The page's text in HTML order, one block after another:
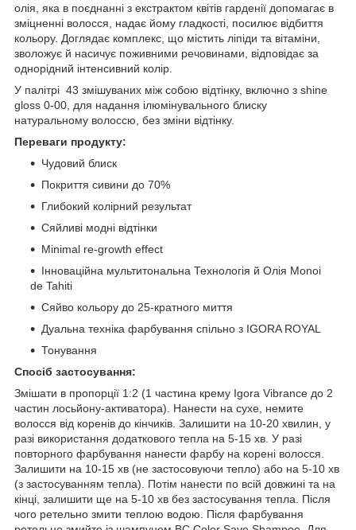
олія, яка в поєднанні з екстрактом квітів гарденії допомагає в
зміцненні волосся, надає йому гладкості, посилює відбиття
кольору. Доглядає комплекс, що містить ліпіди та вітаміни,
зволожує й насичує поживними речовинами, відповідає за
однорідний інтенсивний колір.
У палітрі 43 змішуваних між собою відтінку, включно з shine
gloss 0-00, для надання ілюмінувального блиску
натуральному волоссю, без зміни відтінку.
Переваги продукту:
Чудовий блиск
Покриття сивини до 70%
Глибокий колірний результат
Сяйливі модні відтінки
Minimal re-growth effect
Інноваційна мультитональна Технологія й Олія Monoi
de Tahiti
Сяйво кольору до 25-кратного миття
Дуальна техніка фарбування спільно з IGORA ROYAL
Тонування
Спосіб застосування:
Змішати в пропорції 1:2 (1 частина крему Igora Vibrance до 2
частин лосьйону-активатора). Нанести на сухе, немите
волосся від коренів до кінчиків. Залишити на 10-20 хвилин, у
разі використання додаткового тепла на 5-15 хв. У разі
повторного фарбування нанести фарбу на корені волосся.
Залишити на 10-15 хв (не застосовуючи тепло) або на 5-10 хв
(з застосуванням тепла). Потім нанести по всій довжині та на
кінці, залишити ще на 5-10 хв без застосування тепла. Після
чого ретельно змити теплою водою. Після фарбування